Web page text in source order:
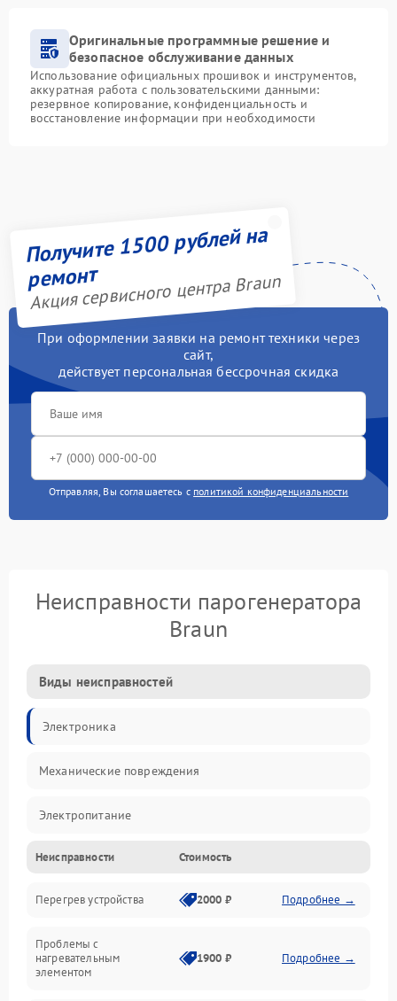
Оригинальные программные решение и
безопасное обслуживание данных
Использование официальных прошивок и инструментов,
аккуратная работа с пользовательскими данными:
резервное копирование, конфиденциальность и
восстановление информации при необходимости
Получите 1500 рублей на
ремонт
Акция сервисного центра Braun
При оформлении заявки на ремонт техники через
сайт,
действует персональная бессрочная скидка
Отправляя, Вы соглашаетесь с политикой конфиденциальности
Неисправности парогенератора
Braun
Виды неисправностей
Электроника
Механические повреждения
Электропитание
Парообразование
Герметичность
Механика
Неисправности Стоимость
Перегрев устройства 2000 ₽ Подробнее →
Проблемы с
нагревательным
элементом
1900 ₽ Подробнее →